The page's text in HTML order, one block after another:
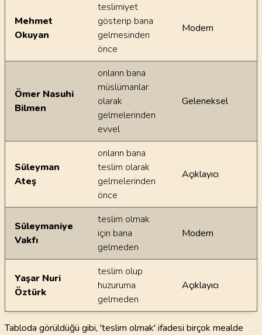
Mehmet
Okuyan
teslimiyet
gösterip bana
gelmesinden
önce
Modern
Ömer Nasuhi
Bilmen
onların bana
müslümanlar
olarak
gelmelerinden
evvel
Geleneksel
Süleyman
Ateş
onların bana
teslim olarak
gelmelerinden
önce
Açıklayıcı
Süleymaniye
Vakfı
teslim olmak
için bana
gelmeden
Modern
Yaşar Nuri
Öztürk
teslim olup
huzuruma
gelmeden
Açıklayıcı
Tabloda görüldüğü gibi, 'teslim olmak' ifadesi birçok mealde